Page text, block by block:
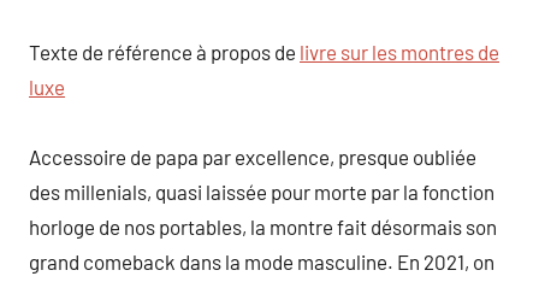
Texte de référence à propos de livre sur les montres de
luxe
Accessoire de papa par excellence, presque oubliée
des millenials, quasi laissée pour morte par la fonction
horloge de nos portables, la montre fait désormais son
grand comeback dans la mode masculine. En 2021, on